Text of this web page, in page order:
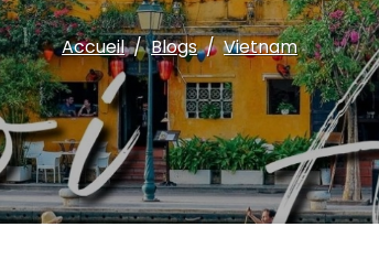
Accueil Blogs Vietnam